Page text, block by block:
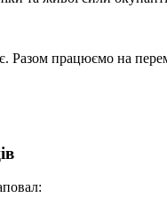
Разом працюємо на